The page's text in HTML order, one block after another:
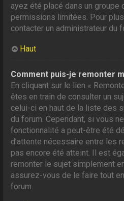
ayez été placé dans un groupe
permissions limitées. Pour
contacter un administrateur du
Haut
Comment puis-je remonter
En cliquant sur le lien «
êtes en train de consulter un
celui-ci en haut de la liste des
du forum. Cependant, si vous
fonctionnalité a peut-être été
d’attente nécessaire entre les
pas encore été atteint. Il est
remonter le sujet simplement
assurez-vous de le faire tout
forum.